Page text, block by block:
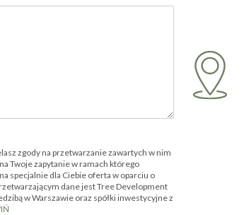
zgody na przetwarzanie zawartych w nim
Twoje zapytanie w ramach którego
specjalnie dla Ciebie oferta w oparciu o
dane jest Tree Development
w Warszawie oraz spółki inwestycyjne z